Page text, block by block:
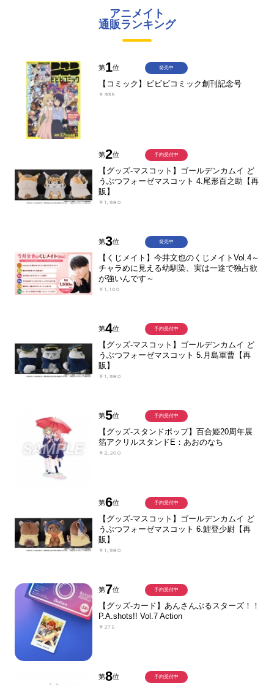
アニメイト
通販ランキング
第1位
【コミック】ビビビコミック創刊記念号
￥935
発売中
第2位
【グッズ-マスコット】ゴールデンカムイ ど
うぶつフォーゼマスコット 4.尾形百之助【再
販】
￥1,980
予約受付中
第3位
【くじメイト】今井文也のくじメイトVol.4～
チャラめに見える幼馴染、実は一途で独占欲
が強いんです～
￥1,100
発売中
第4位
【グッズ-マスコット】ゴールデンカムイ ど
うぶつフォーゼマスコット 5.月島軍曹【再
販】
￥1,980
予約受付中
第5位
【グッズ-スタンドポップ】百合姫20周年展
箔アクリルスタンドE：あおのなち
￥2,200
予約受付中
第6位
【グッズ-マスコット】ゴールデンカムイ ど
うぶつフォーゼマスコット 6.鯉登少尉【再
販】
￥1,980
予約受付中
第7位
【グッズ-カード】あんさんぶるスターズ！！
P.A.shots!! Vol.7 Action
￥275
予約受付中
第8位 予約受付中